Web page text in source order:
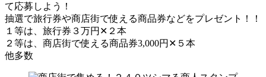
て応募しよう！
抽選で旅行券や商店街で使える商品券などをプレゼント！！
１等は、旅行券３万円✕２本
２等は、商店街で使える商品券3,000円✕５本
他多数